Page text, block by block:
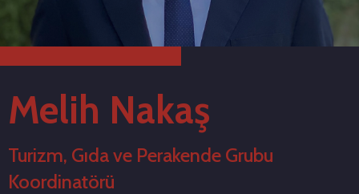
Melih Nakaş
Turizm, Gıda ve Perakende Grubu
Koordinatörü